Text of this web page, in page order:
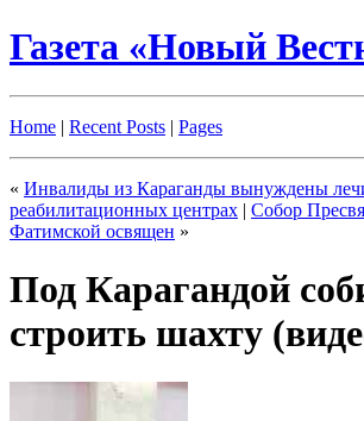
Газета «Новый
Home | Recent Posts | Pages
« Инвалиды из Караганды вынуждены
реабилитационных центрах | Собор
Фатимской освящен »
Под Карагандой
строить шахту